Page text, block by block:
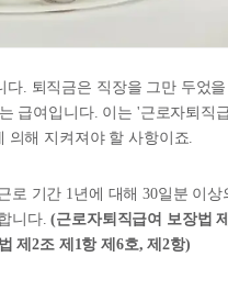
. 퇴직금은 직장을 그만 두었을
급여입니다. 이는 '근로자퇴직
의해 지켜져야 할 사항이죠.
로 기간 1년에 대해 30일분 이상
니다.(근로자퇴직급여 보장법
제2조 제1항 제6호, 제2항)